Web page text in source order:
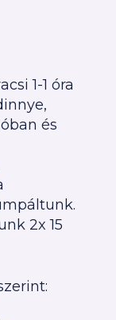
1-1 óra
és
2x 15